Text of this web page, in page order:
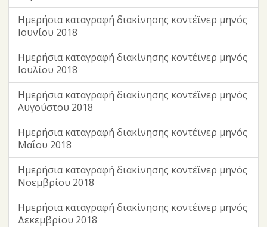
Ημερήσια καταγραφή διακίνησης κοντέϊνερ μηνός
Ιουνίου 2018
Ημερήσια καταγραφή διακίνησης κοντέϊνερ μηνός
Ιουλίου 2018
Ημερήσια καταγραφή διακίνησης κοντέϊνερ μηνός
Αυγούστου 2018
Ημερήσια καταγραφή διακίνησης κοντέϊνερ μηνός
Μαΐου 2018
Ημερήσια καταγραφή διακίνησης κοντέϊνερ μηνός
Νοεμβρίου 2018
Ημερήσια καταγραφή διακίνησης κοντέϊνερ μηνός
Δεκεμβρίου 2018